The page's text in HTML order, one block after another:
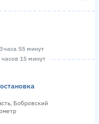
часа 55 минут
15 минут
Бобровский